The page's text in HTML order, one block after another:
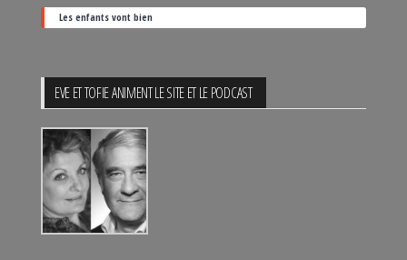
Les enfants vont bien
EVE ET TOFIE ANIMENT LE SITE ET LE PODCAST